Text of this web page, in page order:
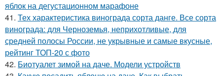
яблок на дегустационном марафоне
41. Тех характеристика винограда сорта данге. Все сорта
винограда: для Черноземья, неприхотливые, для
средней полосы России, не укрывные и самые вкусные,
рейтинг ТОП-20 с фото
42. Биотуалет зимой на даче. Модели устройств